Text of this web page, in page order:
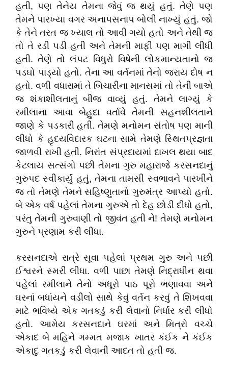
હતી,પણ તેનેય તેમના જેવું જ થયું હતું. તેણે પણ
તેમને પારખ્યા વગર અનાપસનાપ બોલી નાખ્યું હતું. જો
કે તેને તરત જ ખ્યાલ તો આવી ગયો હતો અને તેથી જ
તો તે રડી પડી હતી અને તેમની માફી પણ માગી લીધી
હતી. તેણે તો લંપટ વિધુરો વિષેની લોકમાન્યતાનો જ
પડઘો પાડ્યો હતો. તેના આ વર્તનમાં તેનો જરાય દોષ ન
હતો. વળી વધારામાં તે બિચારીના માનસમાં તો તેની બાએ
જ શંકાશીલતાનું બીજ વાવ્યું હતું. તેમને લાગ્યું કે
રમીલાના આવા બેહુદા વર્તાવે તેમની સહનશીલતાને
જાણે કે પડકારી હતી. તેમણે મનોમન સંતોષ પણ માની
લીધો કે હૃદયવિદારક ઘટના સામે તેમણે સ્થિતપ્રજ્ઞતા
જાળવી રાખી હતી. નિરાંત સંપ્રદાયમાં દાખલ થયા બાદ
કેટલાય સત્સંગો પછી તેમના ગુરુ મહારાજે કરસનદાનું
ગુરુપદ સ્વીકાર્યું હતું,તેમના તામસી સ્વભાવને પારખીને
જ તો તેમણે તેમને સહિષ્ણુતાનો ગુરુમંત્ર આપ્યો હતો.
બે એક વર્ષ પહેલાં તેમના ગુરુએ તો દેહ છોડી દીધો હતો,
પરંતુ તેમની ગુરુવાણી તો જીવંત હતી ને! તેમણે મનોમન
ગુરુને પ્રણામ કરી લીધા.
કરસનદાએ રાત્રે સૂવા પહેલાં પ્રથમ ગુરુ અને પછી
ઈશ્વરને સ્મરી લીધા. વળી પાછા તેમણે નિદ્રાધીન થવા
પહેલાં રમીલાને તેનો અધૂરો પાઠ પૂરો ભણાવવા અને
ઘરનાં બધાંયને વડીલો સાથે કેવું વર્તન કરવું તે શિખવવા
માટે ભવિષ્યે એક ગતકડું કરી લેવાનો નિર્ધાર કરી લીધો
હતો. આમેય કરસનદાને ઘરમાં અને મિત્રો વચ્ચે
એકાદ બે મહિને ગમ્મત મજાક ખાતર કંઈક ને કંઈક
એકાદુ ગતકડું કરી લેવાની આદત તો હતી જ.